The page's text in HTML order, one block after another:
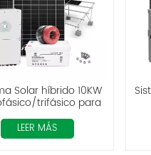
Solar híbrido 10KW
trifásico para
uso doméstico
LEER MÁS